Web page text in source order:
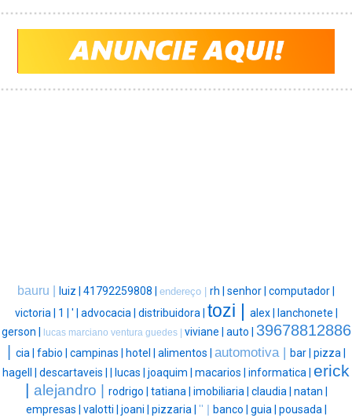
bauru | luiz | 41792259808 | endereço | rh | senhor | computador |
victoria | 1 | ' | advocacia | distribuidora | tozi | alex |
lanchonete |
gerson |
lucas marciano ventura guedes | viviane | auto | 39678812886
cia | fabio | campinas | hotel | alimentos | automotiva | bar | pizza |
hagell | descartaveis | lucas | joaquim | macarios | informatica | erick
| alejandro | rodrigo | tatiana | imobiliaria | claudia | natan |
empresas | valotti | joani | pizzaria | '' | banco | guia | pousada |